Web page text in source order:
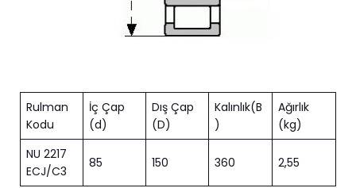
Rulman
Kodu
İç Çap
(d)
Dış Çap
(D)
Kalınlık(B
)
Ağırlık
(kg)
NU 2217
ECJ/C3
85 150 360 2,55